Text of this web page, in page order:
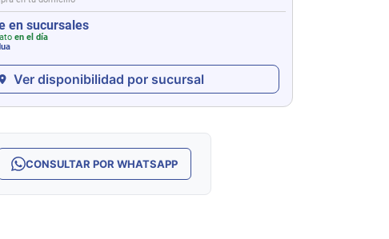
en sucursales
en el día
Ver disponibilidad por sucursal
CONSULTAR POR WHATSAPP